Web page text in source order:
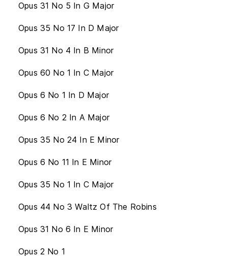
Opus 31 No 5 In G Major
Opus 35 No 17 In D Major
Opus 31 No 4 In B Minor
Opus 60 No 1 In C Major
Opus 6 No 1 In D Major
Opus 6 No 2 In A Major
Opus 35 No 24 In E Minor
Opus 6 No 11 In E Minor
Opus 35 No 1 In C Major
Opus 44 No 3 Waltz Of The Robins
Opus 31 No 6 In E Minor
Opus 2 No 1